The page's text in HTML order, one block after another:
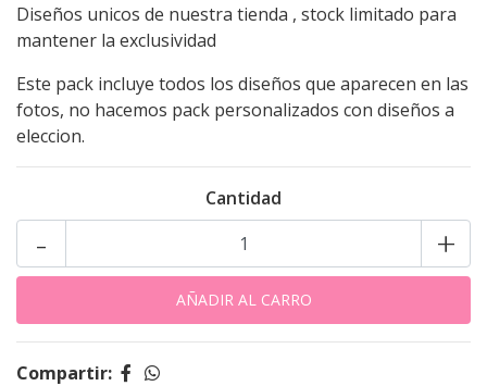
Diseños unicos de nuestra tienda , stock limitado para
mantener la exclusividad
Este pack incluye todos los diseños que aparecen en las
fotos, no hacemos pack personalizados con diseños a
eleccion.
Cantidad
+
-
Compartir: